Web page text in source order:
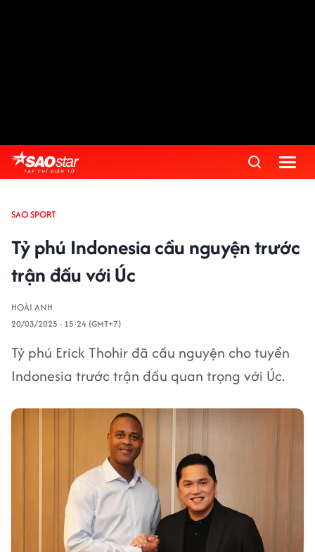
SAO SPORT
Tỷ phú Indonesia cầu nguyện trước
trận đấu với Úc
HOÀI ANH
20/03/2025 - 15:24 (GMT+7)
Tỷ phú Erick Thohir đã cầu nguyện cho tuyển
Indonesia trước trận đấu quan trọng với Úc.